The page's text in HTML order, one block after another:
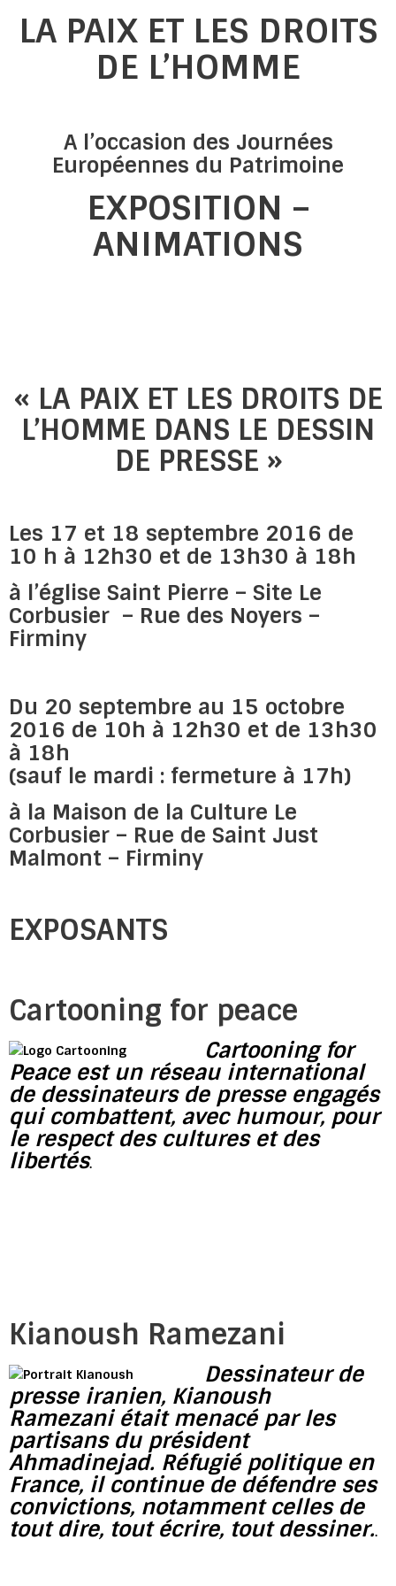
LA PAIX ET LES DROITS
DE L’HOMME
A l’occasion des Journées
Européennes du Patrimoine
EXPOSITION –
ANIMATIONS
« LA PAIX ET LES DROITS DE
L’HOMME DANS LE DESSIN
DE PRESSE »
Les 17 et 18 septembre 2016 de
10 h à 12h30 et de 13h30 à 18h
à l’église Saint Pierre – Site Le
Corbusier – Rue des Noyers –
Firminy
Du 20 septembre au 15 octobre
2016 de 10h à 12h30 et de 13h30
à 18h
(sauf le mardi : fermeture à 17h)
à la Maison de la Culture Le
Corbusier – Rue de Saint Just
Malmont – Firminy
EXPOSANTS
Cartooning for peace
Cartooning for
Peace est un réseau international
de dessinateurs de presse engagés
qui combattent, avec humour, pour
le respect des cultures et des
libertés.
Kianoush Ramezani
Dessinateur de
presse iranien, Kianoush
Ramezani était menacé par les
partisans du président
Ahmadinejad. Réfugié politique en
France, il continue de défendre ses
convictions, notamment celles de
tout dire, tout écrire, tout dessiner..